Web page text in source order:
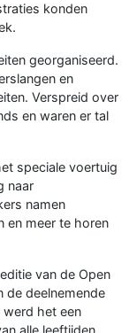
konden
georganiseerd.
en
Verspreid over
en waren er tal
speciale voertuig
naar
namen
en meer te horen
van de Open
de deelnemende
het een
alle leeftijden.